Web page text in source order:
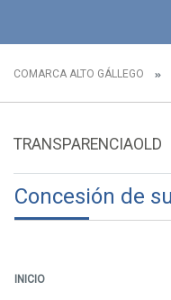
COMARCA ALTO GÁLLEGO
TRANSPARENCIAOLD
Concesión de
INICIO